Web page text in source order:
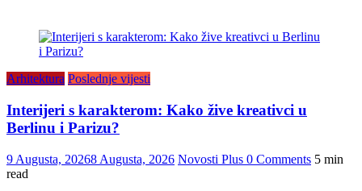
Arhitektura Poslednje vijesti
Interijeri s karakterom: Kako žive kreativci u
Berlinu i Parizu?
9 Augusta, 20268 Augusta, 2026 Novosti Plus 0 Comments 5 min
read